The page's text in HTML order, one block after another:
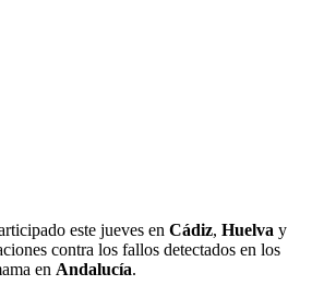
este jueves en Cádiz, Huelva y
contra los fallos detectados en los
en Andalucía.